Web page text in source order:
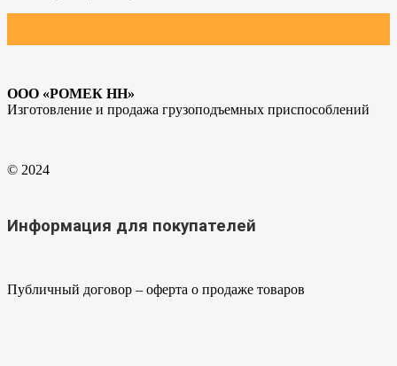
ООО «РОМЕК НН»
Изготовление и продажа грузоподъемных приспособлений
© 2024
Информация для покупателей
Публичный договор – оферта о продаже товаров